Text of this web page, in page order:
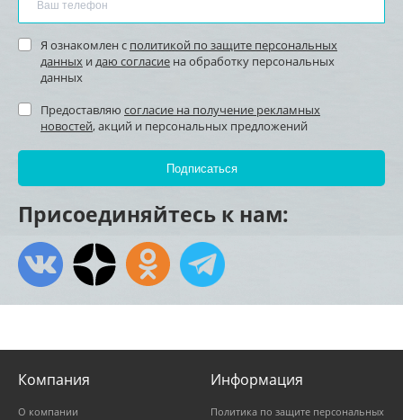
Я ознакомлен с политикой по защите персональных
данных и даю согласие на обработку персональных
данных
Предоставляю согласие на получение рекламных
новостей, акций и персональных предложений
Присоединяйтесь к нам:
Компания
О компании
Информация
Политика по защите персональных